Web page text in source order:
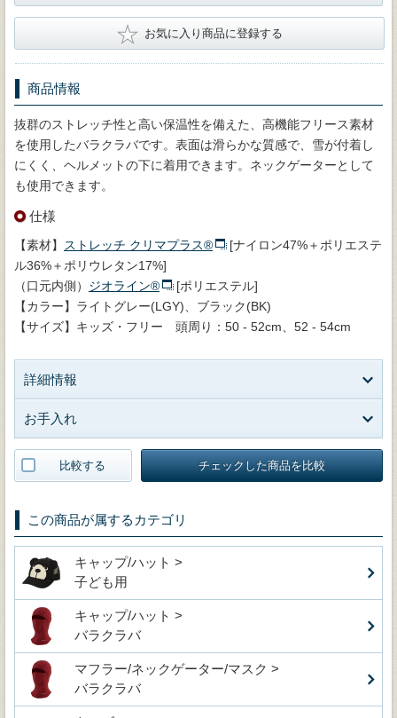
★ お気に入り商品に登録する
商品情報
抜群のストレッチ性と高い保温性を備えた、高機能フリース素材
を使用したバラクラバです。表面は滑らかな質感で、雪が付着し
にくく、ヘルメットの下に着用できます。ネックゲーターとして
も使用できます。
仕様
【素材】 ストレッチ クリマプラス®
[ナイロン47%＋ポリエステ
ル36%＋ポリウレタン17%]
（口元内側） ジオライン®
[ポリエステル]
【カラー】ライトグレー(LGY)、ブラック(BK)
【サイズ】キッズ・フリー 頭周り：50 - 52cm、52 - 54cm
詳細情報
お手入れ
比較する チェックした商品を比較
この商品が属するカテゴリ
キャップ/ハット >
子ども用
キャップ/ハット >
バラクラバ
マフラー/ネックゲーター/マスク >
バラクラバ